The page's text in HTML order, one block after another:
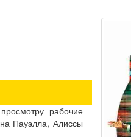
рабочие
Пауэлла, Алиссы